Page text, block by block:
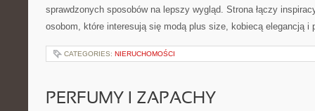
sprawdzonych sposobów na lepszy wygląd. Strona łączy
osobom, które interesują się modą plus size, kobiecą elegancją
CATEGORIES: NIERUCHOMOŚCI
PERFUMY I ZAPACHY